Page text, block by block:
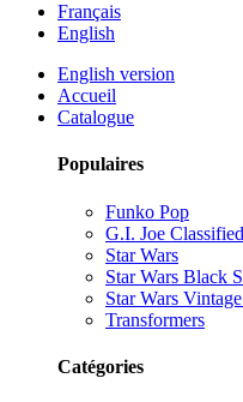
Français
English
English version
Accueil
Catalogue
Populaires
Funko Pop
G.I. Joe Classified
Star Wars
Star Wars Black
Star Wars
Transformers
Catégories